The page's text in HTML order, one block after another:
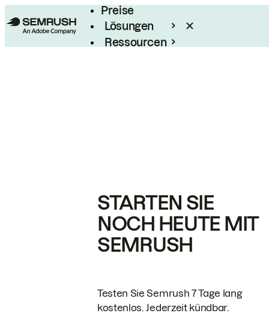
Preise
Lösungen
Ressourcen
STARTEN SIE
NOCH HEUTE MIT
SEMRUSH
Testen Sie Semrush 7 Tage lang
kostenlos. Jederzeit kündbar.